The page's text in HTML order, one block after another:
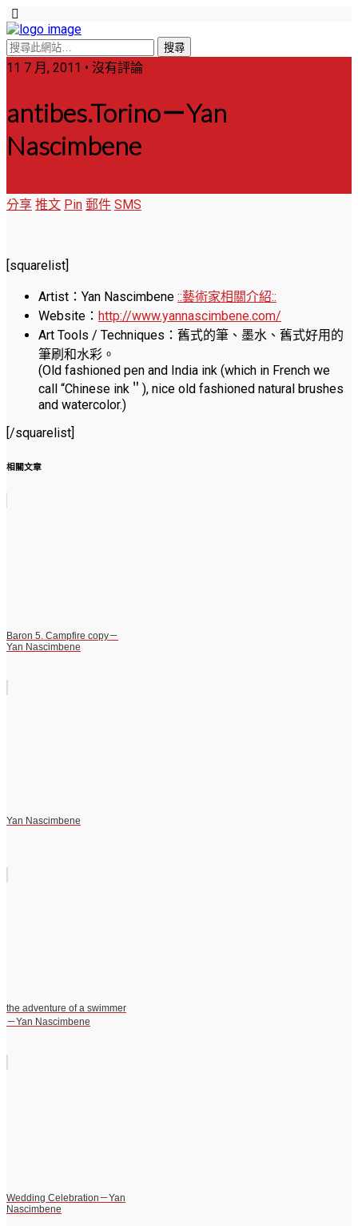
11 7 月, 2011 • 沒有評論
antibes.Torino－Yan
Nascimbene
分享 推文 Pin 郵件 SMS
[squarelist]
Artist：Yan Nascimbene ::藝術家相關介紹::
Website： http://www.yannascimbene.com/
Art Tools / Techniques：舊式的筆、墨水、舊式好用的
筆刷和水彩。
(Old fashioned pen and India ink (which in French we
call “Chinese ink＂), nice old fashioned natural brushes
and watercolor.)
[/squarelist]
相關文章
Baron 5. Campfire copy－
Yan Nascimbene
Yan Nascimbene
the adventure of a swimmer
－Yan Nascimbene
Wedding Celebration－Yan
Nascimbene